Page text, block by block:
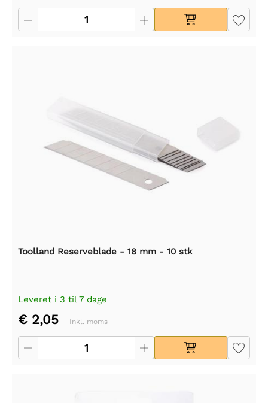
Toolland Reserveblade - 18 mm - 10 stk
Leveret i 3 til 7 dage
€ 2,05 Inkl. moms